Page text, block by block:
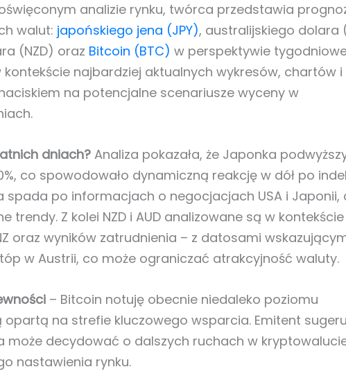
analizie rynku, twórca przedstawia
walut: japońskiego jena (JPY), australijskiego dolara
(NZD) oraz Bitcoin (BTC) w perspektywie
najbardziej aktualnych wykresów, chartów i
na potencjalne scenariusze wyceny w
dniach? Analiza pokazała, że Japonka
co spowodowało dynamiczną reakcję w dół po
spada po informacjach o negocjacjach USA i Japonii,
trendy. Z kolei NZD i AUD analizowane są w
oraz wyników zatrudnienia – z datosami
w Austrii, co może ograniczać atrakcyjność waluty.
– Bitcoin notuję obecnie niedaleko poziomu
opartą na strefie kluczowego wsparcia. Emitent
decydować o dalszych ruchach w
nastawienia rynku.